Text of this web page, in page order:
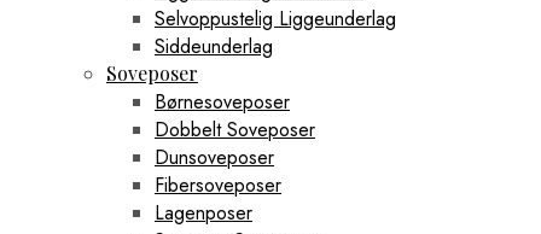
Selvoppustelig Liggeunderlag
Siddeunderlag
Soveposer
Børnesoveposer
Dobbelt Soveposer
Dunsoveposer
Fibersoveposer
Lagenposer